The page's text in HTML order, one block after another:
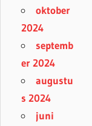
oktober
2024
septemb
er 2024
augustu
s 2024
juni